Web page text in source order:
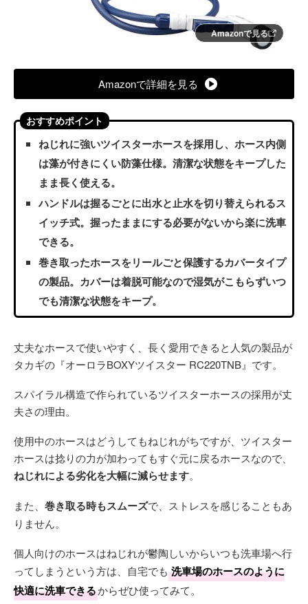
Amazonで見る
Amazonで詳細を見る
おすすめポイント
ねじれに強いツイスターホースを採用し、ホース内側
は藻が付きにくい防藻仕様。清潔な状態をキープした
まま長く使える。
ハンドルは握るごとに出水と止水を切り替えられるス
イッチ式。握ったままにする必要がないから楽に洗車
できる。
巻き取ったホースをリールごと保護するカバータイプ
の製品。カバーは着脱可能なので湿気がこもらずいつ
でも清潔な状態をキープ。
丈夫なホースで使いやすく、長く愛用できると人気の製品が
タカギの『オーロラBOXYツイスター RC220TNB』です。
スパイラル構造で作られているツイスターホースの採用が丈
夫さの理由。
使用中のホースはどうしてもねじれがちですが、ツイスター
ホースは捻りの力が加わってもすぐ元に戻るホースなので、
ねじれによる劣化を大幅に減らせます。
また、 巻き取る時もスムーズで、ストレスを感じることもあ
りません。
個人向けのホースはねじれが鬱陶しいからいつも洗車場へ行
ってしまうという方は、自宅でも 洗車場のホースのように
快適に洗車できるからぜひ使ってみて。